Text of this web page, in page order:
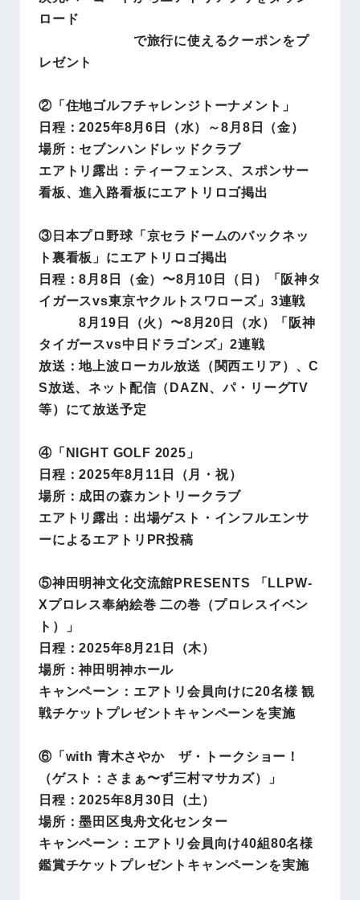
ロード
で旅行に使えるクーポンをプ
レゼント
②「住地ゴルフチャレンジトーナメント」
日程：2025年8月6日（水）～8月8日（金）
場所：セブンハンドレッドクラブ
エアトリ露出：ティーフェンス、スポンサー
看板、進入路看板にエアトリロゴ掲出
③日本プロ野球「京セラドームのバックネッ
ト裏看板」にエアトリロゴ掲出
日程：8月8日（金）〜8月10日（日）「阪神タ
イガースvs東京ヤクルトスワローズ」3連戦
8月19日（火）〜8月20日（水）「阪神
タイガースvs中日ドラゴンズ」2連戦
放送：地上波ローカル放送（関西エリア）、C
S放送、ネット配信（DAZN、パ・リーグTV
等）にて放送予定
④「NIGHT GOLF 2025」
日程：2025年8月11日（月・祝）
場所：成田の森カントリークラブ
エアトリ露出：出場ゲスト・インフルエンサ
ーによるエアトリPR投稿
⑤神田明神文化交流館PRESENTS 「LLPW-
Xプロレス奉納絵巻 二の巻（プロレスイベン
ト）」
日程：2025年8月21日（木）
場所：神田明神ホール
キャンペーン：エアトリ会員向けに20名様 観
戦チケットプレゼントキャンペーンを実施
⑥「with 青木さやか ザ・トークショー！
（ゲスト：さまぁ〜ず三村マサカズ）」
日程：2025年8月30日（土）
場所：墨田区曳舟文化センター
キャンペーン：エアトリ会員向け40組80名様
鑑賞チケットプレゼントキャンペーンを実施